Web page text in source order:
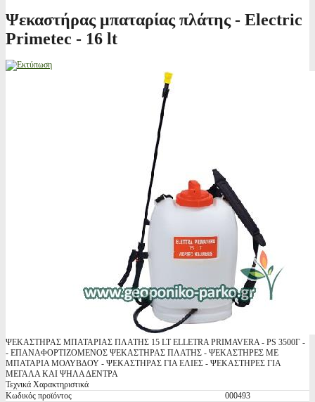
Ψεκαστήρας μπαταρίας πλάτης - Electric
Primetec - 16 lt
ΨΕΚΑΣΤΗΡΑΣ ΜΠΑΤΑΡΙΑΣ ΠΛΑΤΗΣ 15 LT ELLETRA PRIMAVERA - PS 3500Γ -
- ΕΠΑΝΑΦΟΡΤΙΖΟΜΕΝΟΣ ΨΕΚΑΣΤΗΡΑΣ ΠΛΑΤΗΣ - ΨΕΚΑΣΤΗΡΕΣ ΜΕ
ΜΠΑΤΑΡΙΑ ΜΟΛΥΒΔΟΥ - ΨΕΚΑΣΤΗΡΑΣ ΓΙΑ ΕΛΙΕΣ - ΨΕΚΑΣΤΗΡΕΣ ΓΙΑ
ΜΕΓΑΛΑ ΚΑΙ ΨΗΛΑ ΔΕΝΤΡΑ
Τεχνικά Χαρακτηριστικά
Κωδικός προϊόντος
000493